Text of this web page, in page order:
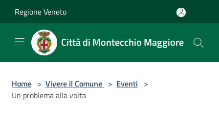
Regione Veneto
Città di Montecchio Maggiore
Home > Vivere il Comune > Eventi >
Un problema alla volta